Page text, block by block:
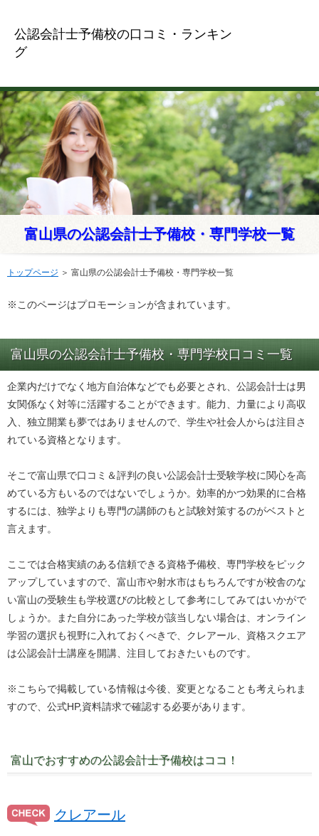
公認会計士予備校の口コミ・ランキン
グ
富山県の公認会計士予備校・専門学校一覧
トップページ ＞ 富山県の公認会計士予備校・専門学校一覧
※このページはプロモーションが含まれています。
富山県の公認会計士予備校・専門学校口コミ一覧
企業内だけでなく地方自治体などでも必要とされ、公認会計士は男
女関係なく対等に活躍することができます。能力、力量により高収
入、独立開業も夢ではありませんので、学生や社会人からは注目さ
れている資格となります。
そこで富山県で口コミ＆評判の良い公認会計士受験学校に関心を高
めている方もいるのではないでしょうか。効率的かつ効果的に合格
するには、独学よりも専門の講師のもと試験対策するのがベストと
言えます。
ここでは合格実績のある信頼できる資格予備校、専門学校をピック
アップしていますので、富山市や射水市はもちろんですが校舎のな
い富山の受験生も学校選びの比較として参考にしてみてはいかがで
しょうか。また自分にあった学校が該当しない場合は、オンライン
学習の選択も視野に入れておくべきで、クレアール、資格スクエア
は公認会計士講座を開講、注目しておきたいものです。
※こちらで掲載している情報は今後、変更となることも考えられま
すので、公式HP,資料請求で確認する必要があります。
富山でおすすめの公認会計士予備校はココ！
クレアール